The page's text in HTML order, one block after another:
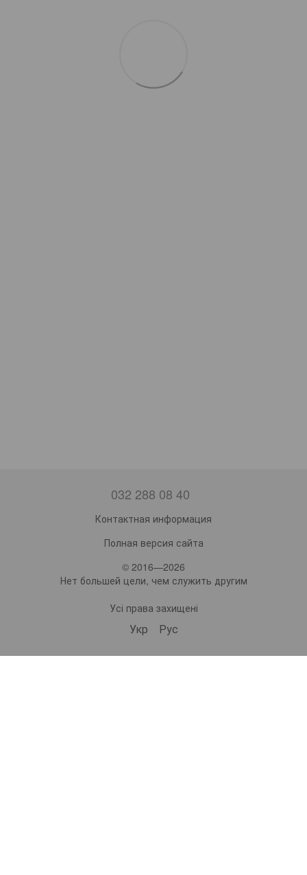
032 288 08 40
Контактная информация
Полная версия сайта
© 2016—2026
Нет большей цели, чем служить другим
Усі права захищені
Укр Рус